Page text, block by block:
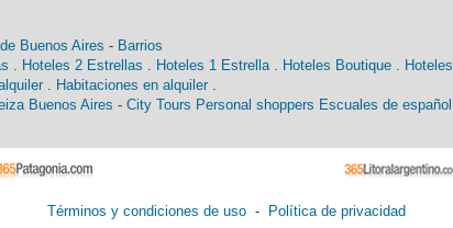
Buenos Aires - Barrios
. Hoteles 2 Estrellas . Hoteles 1 Estrella. Hoteles Boutique . Hoteles
. Habitaciones en alquiler .
Buenos Aires - City Tours Personal shoppers Escuales de español
Términos y condiciones de uso - Política de privacidad